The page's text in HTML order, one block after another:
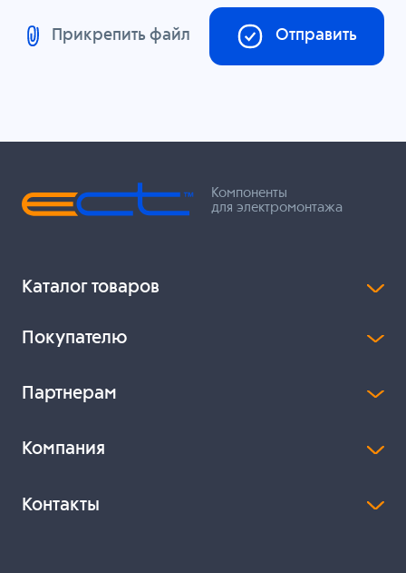
Прикрепить файл Отправить
Компоненты
для электромонтажа
Каталог товаров
Покупателю
Партнерам
Компания
Контакты